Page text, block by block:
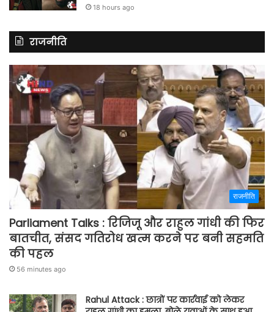
18 hours ago
राजनीति
राजनीति
Parliament Talks : रिजिजू और राहुल गांधी की फिर
बातचीत, संसद गतिरोध खत्म करने पर बनी सहमति
की पहल
56 minutes ago
Rahul Attack : छात्रों पर कार्रवाई को लेकर